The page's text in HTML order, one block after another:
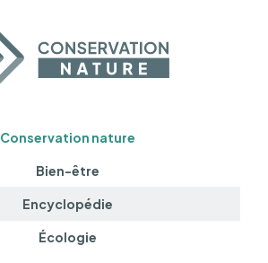
Conservation nature
Bien-être
Encyclopédie
Écologie